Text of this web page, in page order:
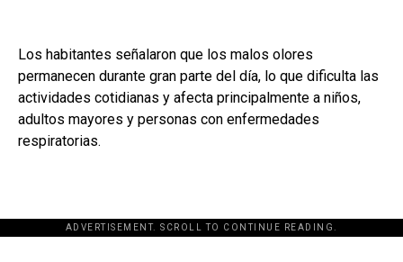
Los habitantes señalaron que los malos olores
permanecen durante gran parte del día, lo que dificulta las
actividades cotidianas y afecta principalmente a niños,
adultos mayores y personas con enfermedades
respiratorias.
ADVERTISEMENT. SCROLL TO CONTINUE READING.